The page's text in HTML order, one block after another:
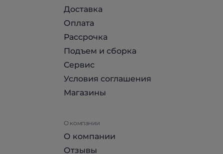
Доставка
Оплата
Рассрочка
Подъем и сборка
Сервис
Условия соглашения
Магазины
О компании
О компании
Отзывы